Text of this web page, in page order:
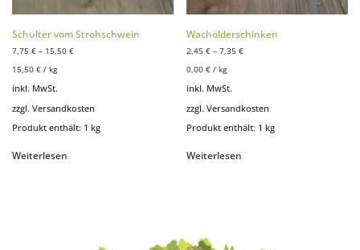
Schulter vom Strohschwein
7,75 € – 15,50 €
15,50 € / kg
inkl. MwSt.
zzgl. Versandkosten
Produkt enthält: 1 kg
Weiterlesen
Wacholderschinken
2,45€ –7,35€
0,00€ /kg
inkl. MwSt.
zzgl.Versandkosten
Produkt enthält: 1 kg
Weiterlesen